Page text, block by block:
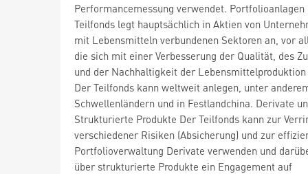
Performancemessung verwendet. Portfolioanlagen
Teilfonds legt hauptsächlich in Aktien von
mit Lebensmitteln verbundenen Sektoren an, vor
die sich mit einer Verbesserung der Qualität, des
und der Nachhaltigkeit der Lebensmittelproduktion
Der Teilfonds kann weltweit anlegen, unter
Schwellenländern und in Festlandchina. Derivate
Strukturierte Produkte Der Teilfonds kann zur
verschiedener Risiken (Absicherung) und zur
Portfolioverwaltung Derivate verwenden und
über strukturierte Produkte ein Engagement auf